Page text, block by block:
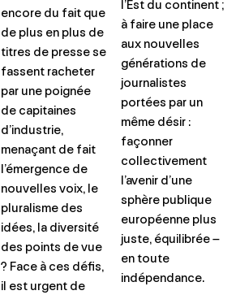
encore du fait que
de plus en plus de
titres de presse se
fassent racheter
par une poignée
de capitaines
d’industrie,
menaçant de fait
l’émergence de
nouvelles voix, le
pluralisme des
idées, la diversité
des points de vue
? Face à ces défis,
il est urgent de
l’Est du continent ;
à faire une place
aux nouvelles
générations de
journalistes
portées par un
même désir :
façonner
collectivement
l’avenir d’une
sphère publique
européenne plus
juste, équilibrée –
en toute
indépendance.